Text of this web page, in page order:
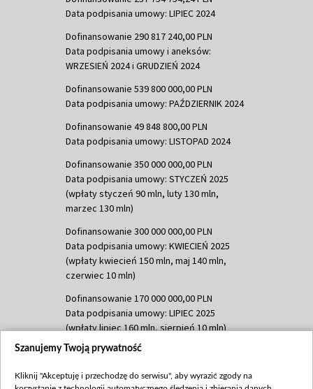
Data podpisania umowy: LIPIEC 2024
Dofinansowanie 290 817 240,00 PLN
Data podpisania umowy i aneksów:
WRZESIEŃ 2024 i GRUDZIEŃ 2024
Dofinansowanie 539 800 000,00 PLN
Data podpisania umowy: PAŹDZIERNIK 2024
Dofinansowanie 49 848 800,00 PLN
Data podpisania umowy: LISTOPAD 2024
Dofinansowanie 350 000 000,00 PLN
Data podpisania umowy: STYCZEŃ 2025
(wpłaty styczeń 90 mln, luty 130 mln,
marzec 130 mln)
Dofinansowanie 300 000 000,00 PLN
Data podpisania umowy: KWIECIEŃ 2025
(wpłaty kwiecień 150 mln, maj 140 mln,
czerwiec 10 mln)
Dofinansowanie 170 000 000,00 PLN
Data podpisania umowy: LIPIEC 2025
(wpłaty lipiec 160 mln, sierpień 10 mln)
Dofinansowanie 60 000 000,00 PLN
(wpłata wrzesień 60 mln)
Szanujemy Twoją prywatność
Kliknij "Akceptuję i przechodzę do serwisu", aby wyrazić zgody na